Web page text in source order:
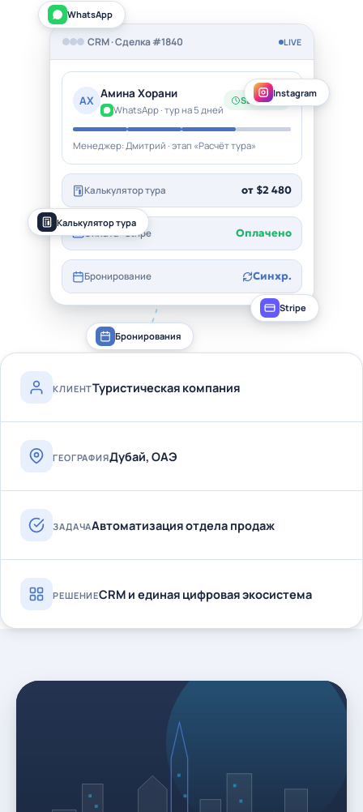
WhatsApp
Instagram
Калькулятор тура
Stripe
Бронирования
CRM · Сделка #1840 LIVE
АХ Амина Хорани
WhatsApp · тур на 5 дней
SLA 4 мин
Менеджер: Дмитрий · этап «Расчёт тура»
Калькулятор тура от $2 480
Оплата · Stripe Оплачено
Бронирование Синхр.
КЛИЕНТТуристическая компания
ГЕОГРАФИЯДубай, ОАЭ
ЗАДАЧААвтоматизация отдела продаж
РЕШЕНИЕCRM и единая цифровая экосистема